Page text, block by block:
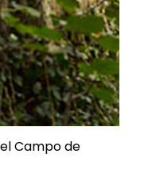
Campo de